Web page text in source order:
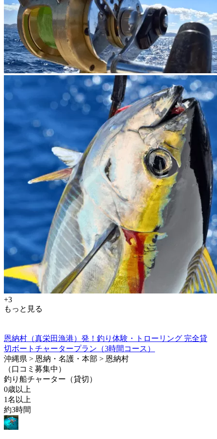
+3
もっと見る
恩納村（真栄田漁港）発！釣り体験・トローリング 完全貸
切ボートチャータープラン（3時間コース）
沖縄県 > 恩納・名護・本部 > 恩納村
（口コミ募集中）
釣り船チャーター（貸切）
0歳以上
1名以上
約3時間